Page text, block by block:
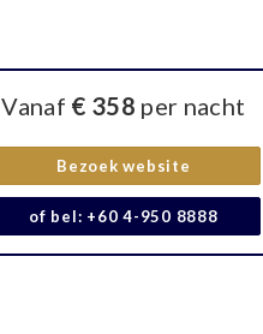
Vanaf € 358 per nacht
Bezoek website
of bel: +60 4-950 8888